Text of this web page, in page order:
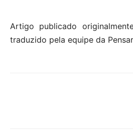
Artigo publicado
traduzido pela equipe da